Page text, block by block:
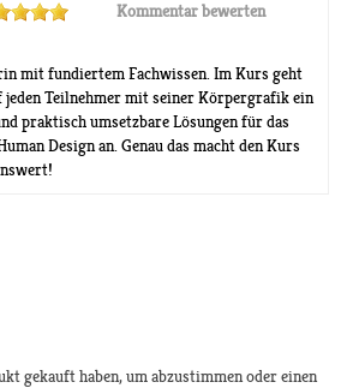
Kommentar bewerten
mit fundiertem Fachwissen. Im Kurs geht
jeden Teilnehmer mit seiner Körpergrafik ein
praktisch umsetzbare Lösungen für das
Design an. Genau das macht den Kurs
gekauft haben, um abzustimmen oder einen